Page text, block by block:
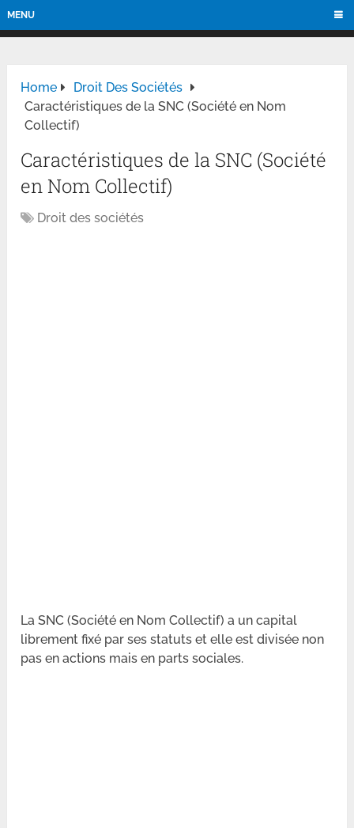
MENU
Home
Droit Des Sociétés
Caractéristiques de la SNC (Société en Nom
Collectif)
Caractéristiques de la SNC (Société
en Nom Collectif)
Droit des sociétés
La SNC (Société en Nom Collectif) a un capital
librement fixé par ses statuts et elle est divisée non
pas en actions mais en parts sociales.